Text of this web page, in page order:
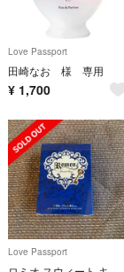
Love Passport
田崎なお 様 専用
¥ 1,700
Love Passport